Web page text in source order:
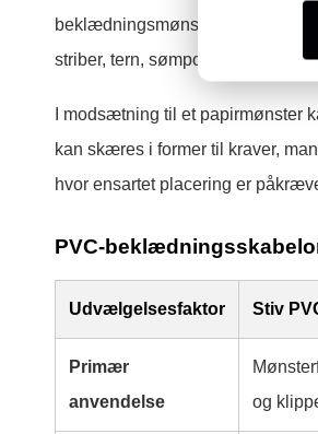
beklædningsmønster, syjig eller
striber, tern, sømpositioner og
I modsætning til et papirmønster
kan skæres i former til kraver,
hvor ensartet placering er
PVC-
Udvælgelsesfaktor Stiv
Primær
anvendelse
og